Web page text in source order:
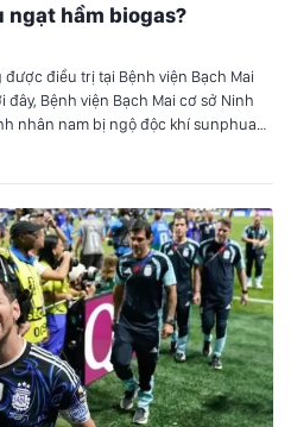
ngạt hầm biogas?
điều trị tại Bệnh viện Bạch Mai
đây, Bệnh viện Bạch Mai cơ sở Ninh
nhân nam bị ngộ độc khí sunphua